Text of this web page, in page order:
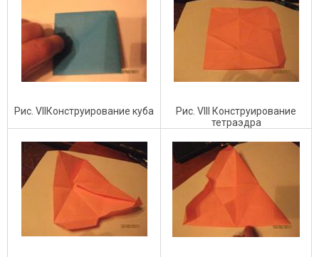
Рис. VIIКонструирование куба
Рис. VIII Конструирование
тетраэдра